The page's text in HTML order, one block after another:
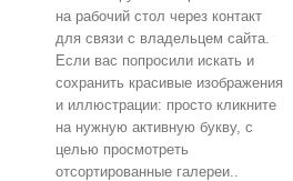
на рабочий стол через контакт
для связи с владельцем сайта.
Если вас попросили искать и
сохранить красивые изображения
и иллюстрации: просто кликните
на нужную активную букву, с
целью просмотреть
отсортированные галереи..